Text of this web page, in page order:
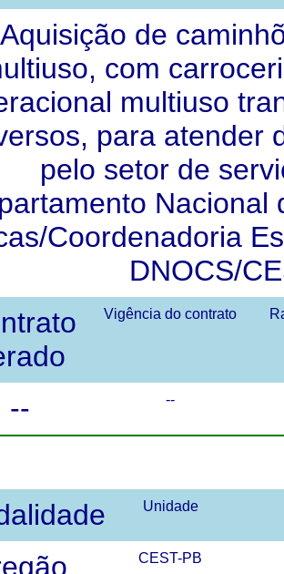
Aquisição de
com
multiuso
para atender
pelo setor de
Nacional
Coordenadoria
DNOCS/
Vigência do contrato
-- --
Unidade
CEST-PB